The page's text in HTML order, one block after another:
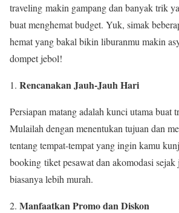
traveling makin gampang dan banyak trik
buat menghemat budget. Yuk, simak
hemat yang bakal bikin liburanmu makin
dompet jebol!
Rencanakan Jauh-Jauh Hari
Persiapan matang adalah kunci utama buat
Mulailah dengan menentukan tujuan dan
tentang tempat-tempat yang ingin kamu
booking tiket pesawat dan akomodasi sejak
biasanya lebih murah.
Manfaatkan Promo dan Diskon